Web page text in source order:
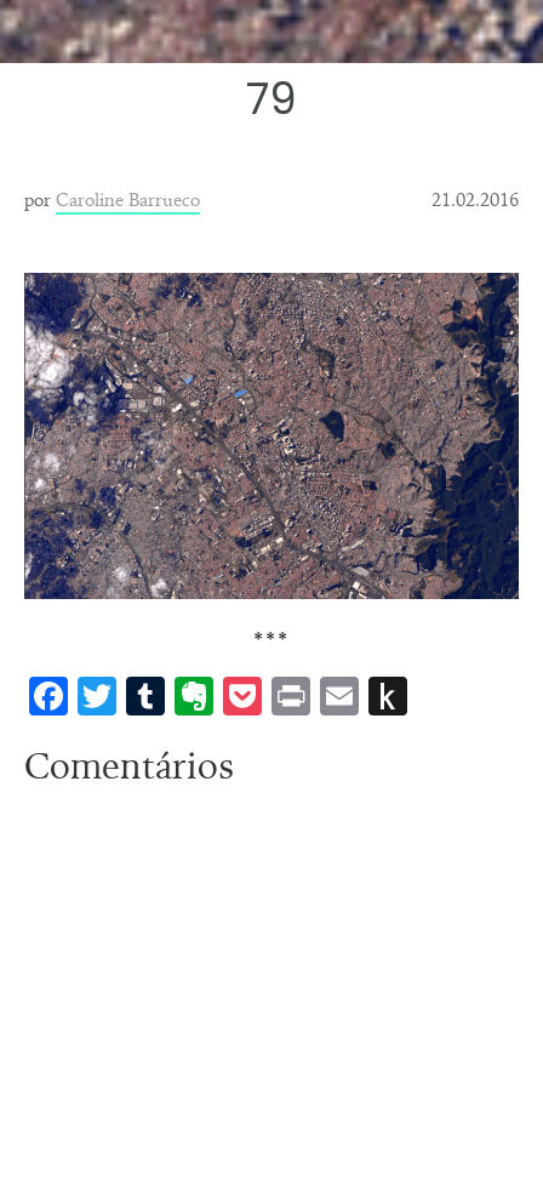
79
porCaroline Barrueco 21.02.2016
***
Facebook
Twitter
Tumblr
Evernote
Pocket
PrintEmail
Comentários